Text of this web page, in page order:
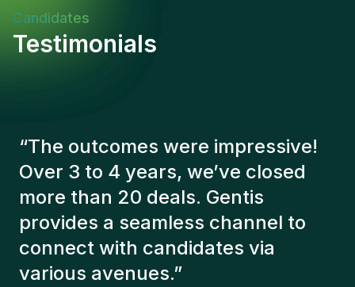
Candidates
Testimonials
“The Gentis consultants have
always taken a number of factors
into account in order to present us
with the right candidates. The
people we've recruited are still
here, and personally I'm very